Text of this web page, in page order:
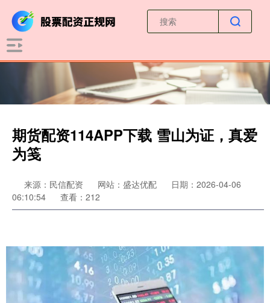
期货配资114APP下载 雪山为证，真爱
为笺
来源：民信配资 网站：盛达优配
日期：2026-04-06
06:10:54
查看：212